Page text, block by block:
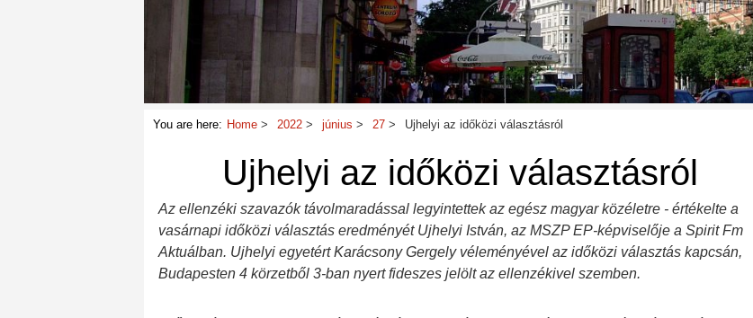
You are here: Home 2022 június 27 Ujhelyi az időközi választásról
Ujhelyi az időközi választásról
Az ellenzéki szavazók távolmaradással legyintettek az egész magyar közéletre - értékelte a
vasárnapi időközi választás eredményét Ujhelyi István, az MSZP EP-képviselője a Spirit Fm
Aktuálban. Ujhelyi egyetért Karácsony Gergely véleményével az időközi választás kapcsán,
Budapesten 4 körzetből 3-ban nyert fideszes jelölt az ellenzékivel szemben.